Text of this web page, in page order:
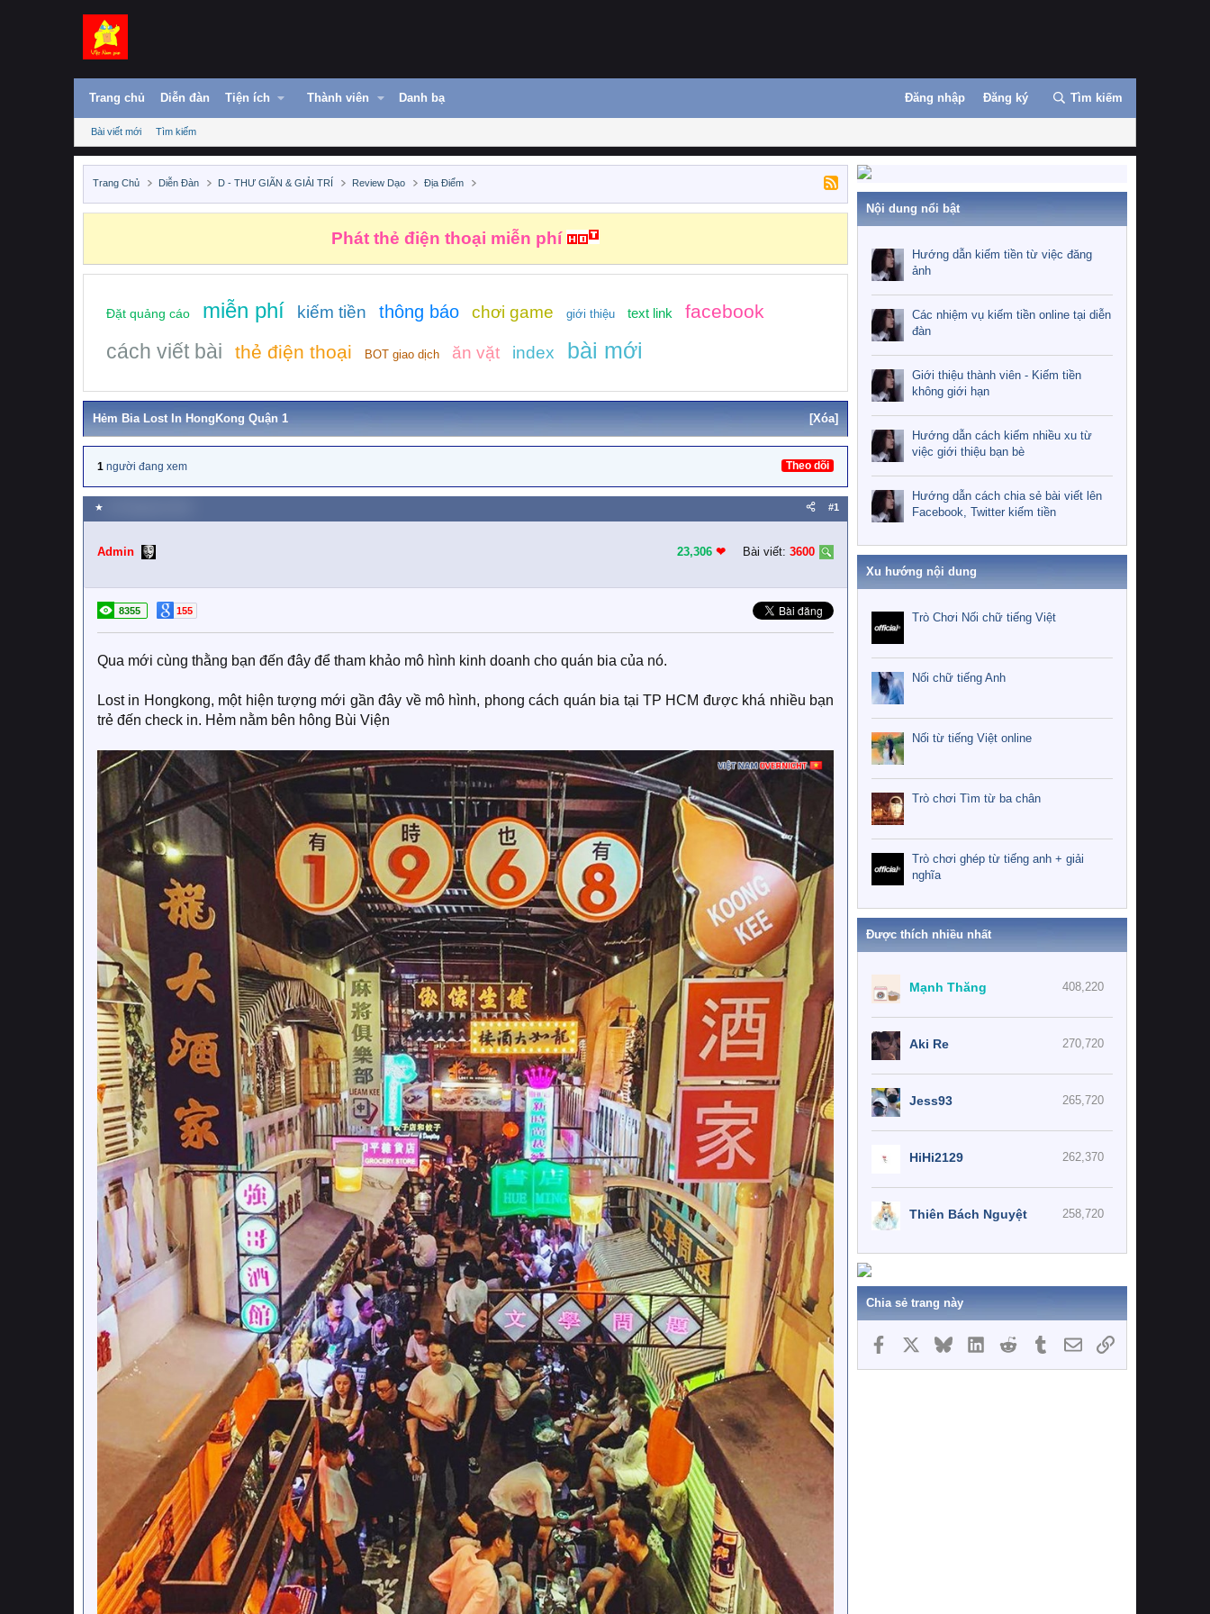
Trang chủ Diễn đàn Tiện ích Thành viên Danh bạ Đăng nhập Đăng ký Tìm kiếm
Bài viết mới Tìm kiếm
Trang Chủ Diễn Đàn D - THƯ GIÃN & GIẢI TRÍ Review Dạo Địa Điểm
Những nhiệm vụ kiếm tiền
Đặt quảng cáo miễn phí kiếm tiền thông báo chơi game giới thiệu text link facebook
cách viết bài thẻ điện thoại BOT giao dịch ăn vặt index bài mới
Hẻm Bia Lost In HongKong Quận 1 [Xóa]
1 người đang xem Theo dõi
★ #1
Admin 23,306 ❤︎ Bài viết: 3600
8355 155
Qua mới cùng thằng bạn đến đây để tham khảo mô hình kinh doanh cho quán bia của nó.
Lost in Hongkong, một hiện tượng mới gần đây về mô hình, phong cách quán bia tại TP HCM được khá nhiều bạn
trẻ đến check in. Hẻm nằm bên hông Bùi Viện
Nội dung nổi bật
Hướng dẫn kiếm tiền từ việc đăng
ảnh
Các nhiệm vụ kiếm tiền online tại diễn
đàn
Giới thiệu thành viên - Kiếm tiền
không giới hạn
Hướng dẫn cách kiếm nhiều xu từ
việc giới thiệu bạn bè
Hướng dẫn cách chia sẻ bài viết lên
Facebook, Twitter kiếm tiền
Xu hướng nội dung
Trò Chơi Nối chữ tiếng Việt
Nối chữ tiếng Anh
Nối từ tiếng Việt online
Trò chơi Tìm từ ba chân
Trò chơi ghép từ tiếng anh + giải
nghĩa
Được thích nhiều nhất
408,220
Mạnh Thăng
270,720
Aki Re
265,720
Jess93
262,370
HiHi2129
258,720
Thiên Bách Nguyệt
Chia sẻ trang này
Facebook BlueskyLinkedInReddit TumblrEmailLink